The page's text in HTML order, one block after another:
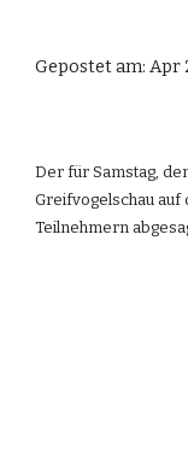
Gepostet am: Apr
Der für Samstag,
Greifvogelschau auf
Teilnehmern